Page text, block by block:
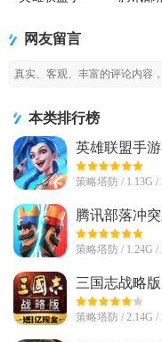
网友留言
本类排行榜
英雄联盟手
最新版
策略塔防 / 1.13G /
腾讯部落冲
信qq一键登录
策略塔防 / 1.24G /
三国志战略
策略塔防 / 2.14G /